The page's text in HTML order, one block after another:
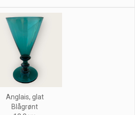
Anglais, glat
Blågrønt